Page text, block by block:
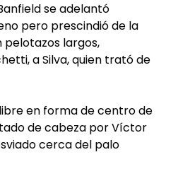
se adelantó
pero prescindió de la
largos,
a Silva, quien trató de
en forma de centro de
de cabeza por Víctor
cerca del palo